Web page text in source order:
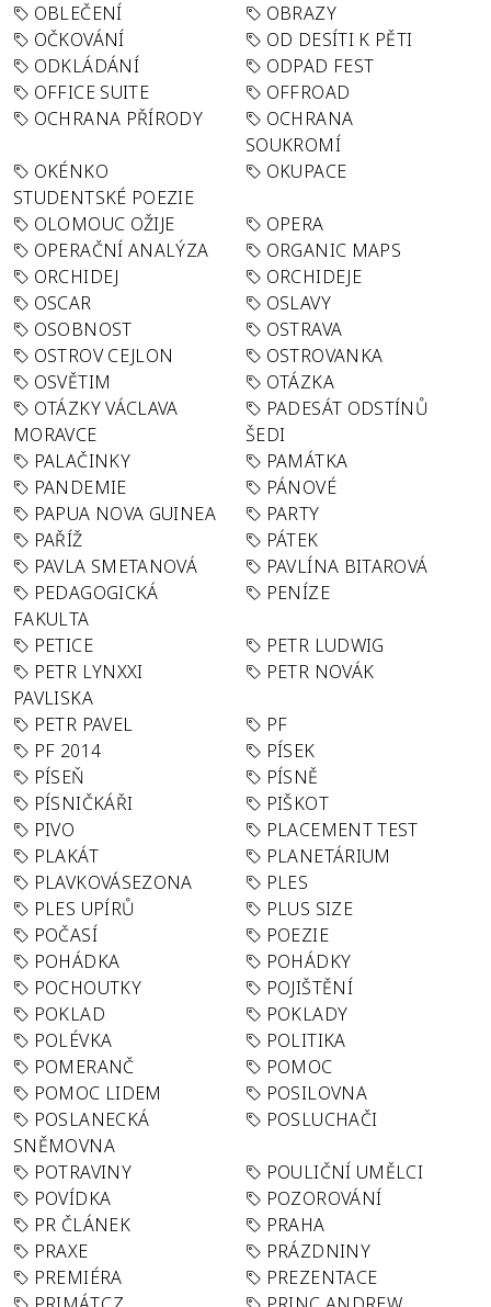
OBLEČENÍ
OBRAZY
OČKOVÁNÍ
OD DESÍTI K PĚTI
ODKLÁDÁNÍ
ODPAD FEST
OFFICE SUITE
OFFROAD
OCHRANA PŘÍRODY
OCHRANA
SOUKROMÍ
OKÉNKO
STUDENTSKÉ POEZIE
OKUPACE
OLOMOUC OŽIJE
OPERA
OPERAČNÍ ANALÝZA
ORGANIC MAPS
ORCHIDEJ
ORCHIDEJE
OSCAR
OSLAVY
OSOBNOST
OSTRAVA
OSTROV CEJLON
OSTROVANKA
OSVĚTIM
OTÁZKA
OTÁZKY VÁCLAVA
MORAVCE
PADESÁT ODSTÍNŮ
ŠEDI
PALAČINKY
PAMÁTKA
PANDEMIE
PÁNOVÉ
PAPUA NOVA GUINEA
PARTY
PAŘÍŽ
PÁTEK
PAVLA SMETANOVÁ
PAVLÍNA BITAROVÁ
PEDAGOGICKÁ
FAKULTA
PENÍZE
PETICE
PETR LUDWIG
PETR LYNXXI
PAVLISKA
PETR NOVÁK
PETR PAVEL
PF
PF 2014
PÍSEK
PÍSEŇ
PÍSNĚ
PÍSNIČKÁŘI
PIŠKOT
PIVO
PLACEMENT TEST
PLAKÁT
PLANETÁRIUM
PLAVKOVÁSEZONA
PLES
PLES UPÍRŮ
PLUS SIZE
POČASÍ
POEZIE
POHÁDKA
POHÁDKY
POCHOUTKY
POJIŠTĚNÍ
POKLAD
POKLADY
POLÉVKA
POLITIKA
POMERANČ
POMOC
POMOC LIDEM
POSILOVNA
POSLANECKÁ
SNĚMOVNA
POSLUCHAČI
POTRAVINY
POULIČNÍ UMĚLCI
POVÍDKA
POZOROVÁNÍ
PR ČLÁNEK
PRAHA
PRAXE
PRÁZDNINY
PREMIÉRA
PREZENTACE